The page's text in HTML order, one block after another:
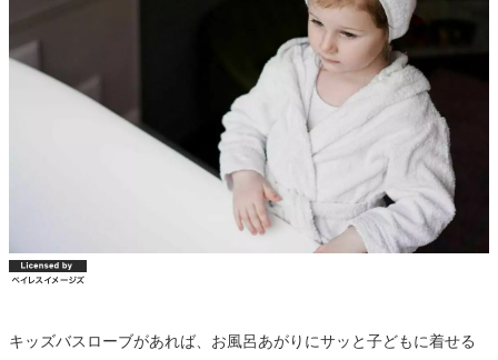
キッズバスローブがあれば、お風呂あがりにサッと子どもに着せる